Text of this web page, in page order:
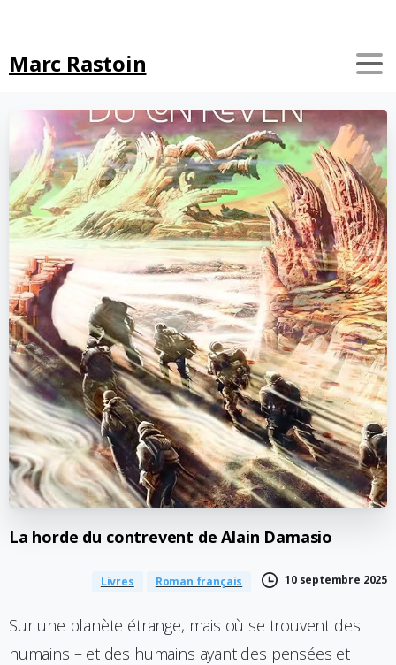
Marc Rastoin
La horde du contrevent de Alain Damasio
Livres Roman français 10 septembre 2025
Sur une planète étrange, mais où se trouvent des
humains – et des humains ayant des pensées et